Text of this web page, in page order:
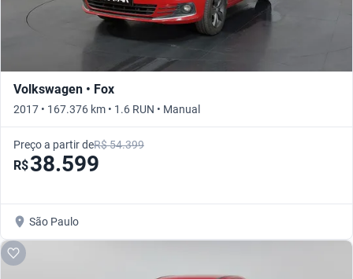
Volkswagen • Fox
2017 • 167.376 km • 1.6 RUN • Manual
Preço a partir deR$ 54.399
R$38.599
São Paulo